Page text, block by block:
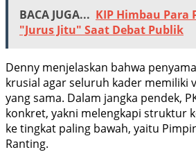
BACA JUGA... KIP Himbau Para
"Jurus Jitu" Saat Debat Publik
Denny menjelaskan bahwa
krusial agar seluruh kader memiliki
yang sama. Dalam jangka pendek,
konkret, yakni melengkapi struktur
ke tingkat paling bawah, yaitu
Ranting.